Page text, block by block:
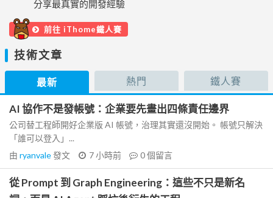
分享最真實的開發經驗
前往 iThome鐵人賽
技術文章
最新 熱門 鐵人賽
AI 協作不是發帳號：企業要先畫出四條責任邊界
公司替工程師開好企業版 AI 帳號，治理其實還沒開始。 帳號只解決
「誰可以登入」...
由 ryanvale發文 7 小時前 0個留言
從 Prompt 到 Graph Engineering：這些不只是新名